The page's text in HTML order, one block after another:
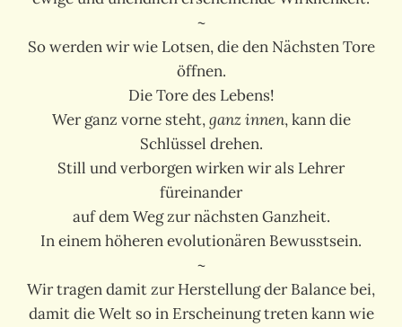
~
So werden wir wie Lotsen, die den Nächsten Tore
öffnen.
Die Tore des Lebens!
Wer ganz vorne steht,ganz innen, kann die
Schlüssel drehen.
Still und verborgen wirken wir als Lehrer
füreinander
auf dem Weg zur nächsten Ganzheit.
In einem höheren evolutionären Bewusstsein.
~
Wir tragen damit zur Herstellung der Balance bei,
damit die Welt so in Erscheinung treten kann wie